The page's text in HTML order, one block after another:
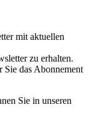
mit aktuellen
zu erhalten.
Sie das Abonnement
Sie in unseren